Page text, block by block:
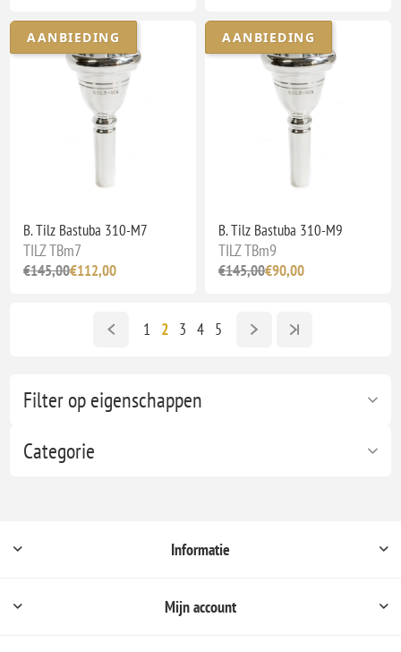
Filter op eigenschappen
Categorie
AANBIEDING
B. Tilz Bastuba 310-M7
TILZ TBm7
€145,00€112,00
AANBIEDING
B. Tilz Bastuba 310-M9
TILZ TBm9
€145,00€90,00
1 2 3 4 5
Informatie
Mijn account